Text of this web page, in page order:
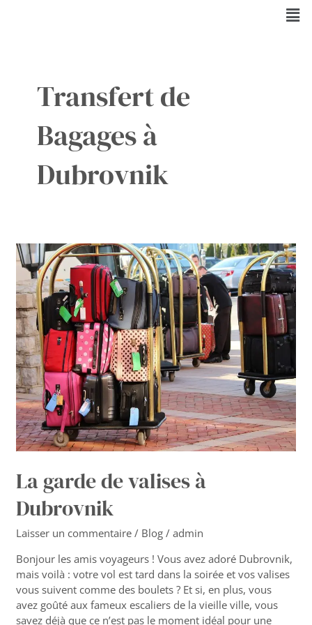
Transfert de
Bagages à
Dubrovnik
La garde de valises à
Dubrovnik
Laisser un commentaire / Blog /admin
Bonjour les amis voyageurs ! Vous avez adoré Dubrovnik,
mais voilà : votre vol est tard dans la soirée et vos valises
vous suivent comme des boulets ? Et si, en plus, vous
avez goûté aux fameux escaliers de la vieille ville, vous
savez déjà que ce n’est pas le moment idéal pour une
La
garde
de
valises
à
Dubrovnik